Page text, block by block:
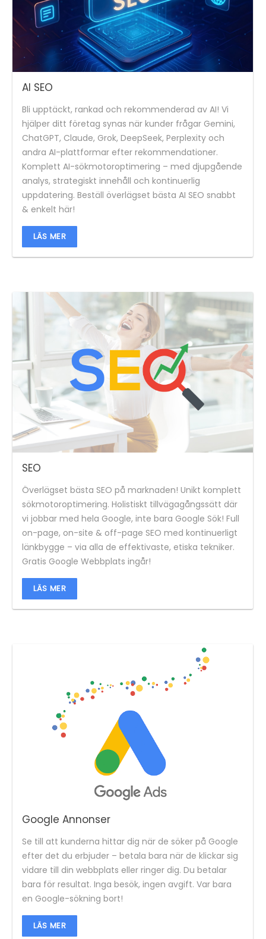
AI SEO
Bli upptäckt, rankad och rekommenderad av AI! Vi
hjälper ditt företag synas när kunder frågar Gemini,
ChatGPT, Claude, Grok, DeepSeek, Perplexity och
andra AI-plattformar efter rekommendationer.
Komplett AI-sökmotoroptimering – med djupgående
analys, strategiskt innehåll och kontinuerlig
uppdatering. Beställ överlägset bästa AI SEO snabbt
& enkelt här!
LÄS MER
SEO
Överlägset bästa SEO på marknaden! Unikt komplett
sökmotoroptimering. Holistiskt tillvägagångssätt där
vi jobbar med hela Google, inte bara Google Sök! Full
on-page, on-site & off-page SEO med kontinuerligt
länkbygge – via alla de effektivaste, etiska tekniker.
Gratis Google Webbplats ingår!
LÄS MER
Google Annonser
Se till att kunderna hittar dig när de söker på Google
efter det du erbjuder – betala bara när de klickar sig
vidare till din webbplats eller ringer dig. Du betalar
bara för resultat. Inga besök, ingen avgift. Var bara
en Google-sökning bort!
LÄS MER